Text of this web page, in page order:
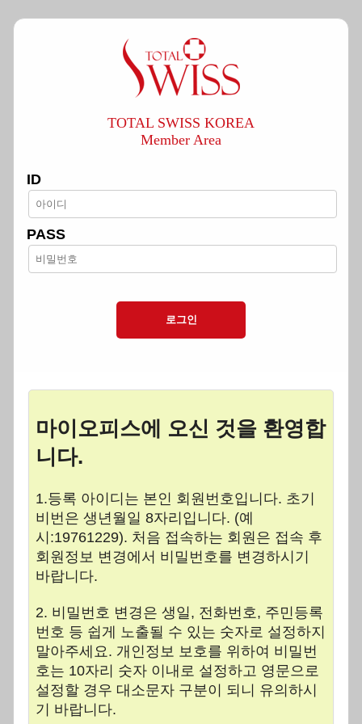
TOTAL SWISS KOREA
Member Area
ID
PASS
로그인
마이오피스에 오신 것을 환영합
니다.
1.등록 아이디는 본인 회원번호입니다. 초기
비번은 생년월일 8자리입니다. (예
시:19761229). 처음 접속하는 회원은 접속 후
회원정보 변경에서 비밀번호를 변경하시기
바랍니다.
2. 비밀번호 변경은 생일, 전화번호, 주민등록
번호 등 쉽게 노출될 수 있는 숫자로 설정하지
말아주세요. 개인정보 보호를 위하여 비밀번
호는 10자리 숫자 이내로 설정하고 영문으로
설정할 경우 대소문자 구분이 되니 유의하시
기 바랍니다.